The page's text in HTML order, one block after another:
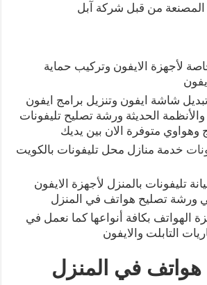
من قبل شركة آبل
لأجهزة الايفون وتركيب حماية
شاشة ايفون وتنزيل برامج ايفون
الحديثة ورشة تصليح تليفونات
متوفرة الان بين يديك
خدمة منازل محل تليفونات بالكويت
تليفونات بالمنزل لأجهزة الايفون
ورشة تصليح هواتف في المنزل
الهواتف بكافة أنواعها كما نعمل في
التابلت والايفون
هواتف في المنزل